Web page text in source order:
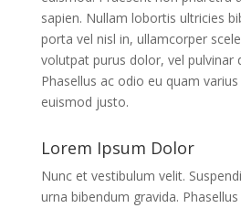
sapien. Nullam lobortis ultricies
porta vel nisl in, ullamcorper
volutpat purus dolor, vel pulvinar
Phasellus ac odio eu quam
euismod justo.
Lorem Ipsum Dolor
Nunc et vestibulum velit.
urna bibendum gravida.